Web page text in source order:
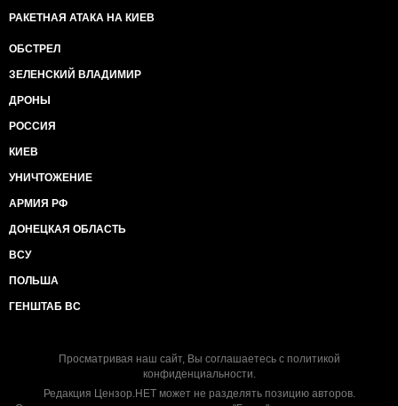
РАКЕТНАЯ АТАКА НА КИЕВ
ОБСТРЕЛ
ЗЕЛЕНСКИЙ ВЛАДИМИР
ДРОНЫ
РОССИЯ
КИЕВ
УНИЧТОЖЕНИЕ
АРМИЯ РФ
ДОНЕЦКАЯ ОБЛАСТЬ
ВСУ
ПОЛЬША
ГЕНШТАБ ВС
Просматривая наш сайт, Вы соглашаетесь с политикой
конфиденциальности.
Редакция Цензор.НЕТ может не разделять позицию авторов.